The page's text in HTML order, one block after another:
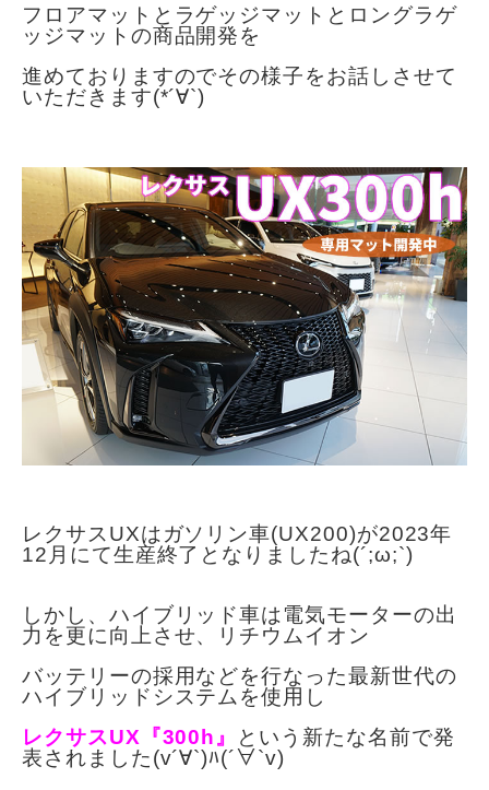
フロアマットとラゲッジマットとロングラゲ
ッジマットの商品開発を
進めておりますのでその様子をお話しさせて
いただきます(*´∀`)
レクサスUXはガソリン車(UX200)が2023年
12月にて生産終了となりましたね(´;ω;`)
しかし、ハイブリッド車は電気モーターの出
力を更に向上させ、
リチウムイオン
バッテリーの採用などを行なった最新世代の
ハイブリッドシステムを使用し
レクサスUX『300h』
という新たな名前で発
表されました(v´∀`)ﾊ(´∀`v)